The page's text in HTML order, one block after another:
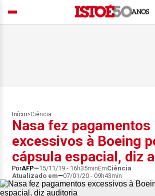
Início>Ciência
Nasa fez pagamentos
excessivos à Boeing
cápsula espacial, diz
PorAFP 15/11/19 - 16h35minEmCiência
Atualizado em
07/01/20 - 09h43min